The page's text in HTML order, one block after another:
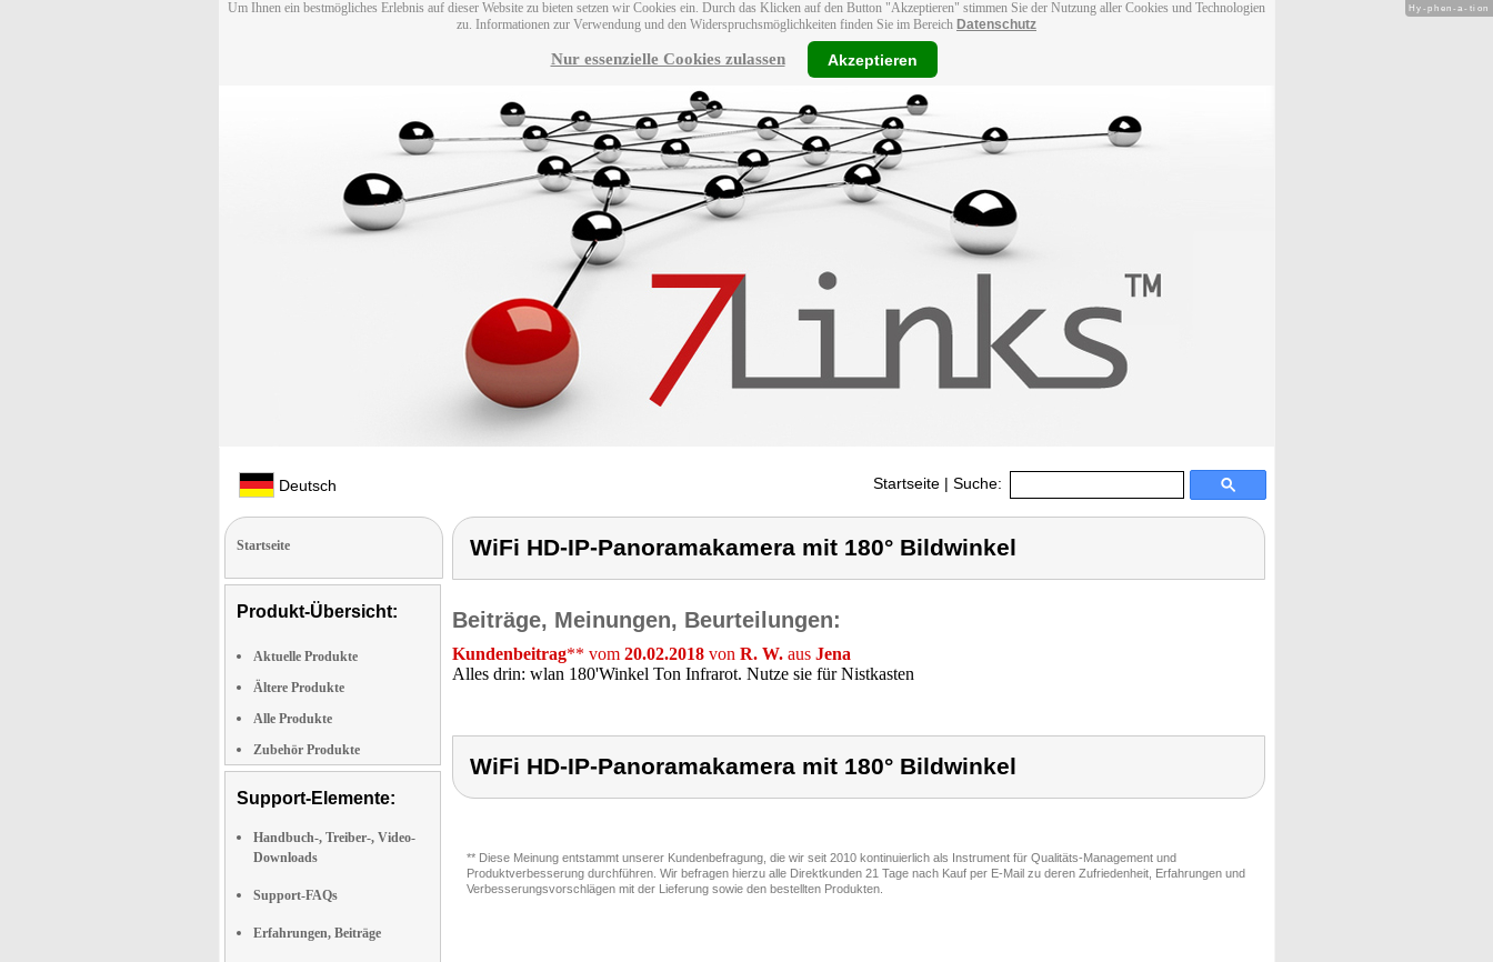
Um Ihnen ein bestmögliches Erlebnis auf dieser Website zu bieten setzen wir Cookies ein. Durch das Klicken auf den Button "Akzeptieren" stimmen Sie der Nutzung aller Cookies und Technologien
zu. Informationen zur Verwendung und den Widerspruchsmöglichkeiten finden Sie im Bereich Datenschutz
Nur essenzielle Cookies zulassen Akzeptieren
Deutsch Startseite | Suche:
Startseite
Produkt-Übersicht:
Aktuelle Produkte
Ältere Produkte
Alle Produkte
Zubehör Produkte
Support-Elemente:
Handbuch-, Treiber-, Video-
Downloads
Support-FAQs
Erfahrungen, Beiträge
WiFi HD-IP-Panoramakamera mit 180° Bildwinkel
Beiträge, Meinungen, Beurteilungen:
Kundenbeitrag** vom 20.02.2018 von R. W. aus Jena
Alles drin: wlan 180'Winkel Ton Infrarot. Nutze sie für Nistkasten
WiFi HD-IP-Panoramakamera mit 180° Bildwinkel
** Diese Meinung entstammt unserer Kundenbefragung, die wir seit 2010 kontinuierlich als Instrument für Qualitäts-Management und
Produktverbesserung durchführen. Wir befragen hierzu alle Direktkunden 21 Tage nach Kauf per E-Mail zu deren Zufriedenheit, Erfahrungen und
Verbesserungsvorschlägen mit der Lieferung sowie den bestellten Produkten.
Hy-phen-a-tion